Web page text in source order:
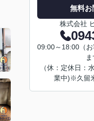
無料お
株式会社
09:00～18:00（
ま
（休：定休日：
業中)※久留